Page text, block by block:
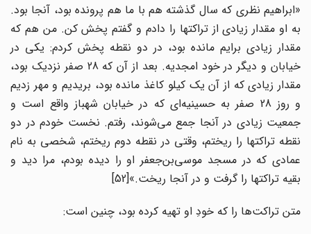
«ابراهیم نظری که سال گذشته هم با ما هم پرونده بود، آنجا بود.
به او مقدار زیادی از تراکتها را دادم و گفتم پخش کن. من هم که
مقدار زیادی برایم مانده بود، در دو نقطه پخش کردم: یکی در
خیابان و دیگر در خود امجدیه. بعد از آن که 28 صفر نزدیک بود،
مقدار زیادی که از آن یک کیلو کاغذ مانده بود، بریدیم و مهر زدیم
و روز 28 صفر به حسینیه‌‌ای که در خیابان شهباز واقع است و
جمعیت زیادی در آنجا جمع می‌شوند، رفتم. نخست خودم در دو
نقطه تراکتها را ریختم، وقتی در نقطه دوم ریختم، شخصی به نام
عمادی که در مسجد موسی‌بن‌جعفر او را دیده بودم، مرا دید و
بقیه تراکتها را گرفت و در آنجا ریخت.»[52]
متن تراکت‌ها را که خودِ او تهیه کرده بود، چنین است: